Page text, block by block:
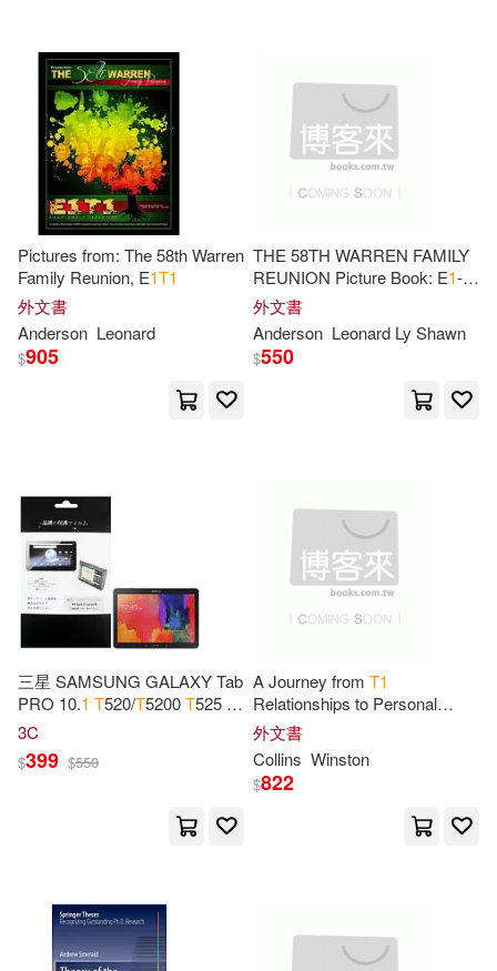
Elder(3)
Funny Sewing(3)
Giovanni(3)
Gordon/ Rameaka(3)
Gunnar(3)
Hunter(3)
International Atomic Energy Agenc
Jacob(3) Jan(3)
Jason(3) Jessica(3)
Jill Conner/ Gillespie(3)
Jojo’s(3)
Karin(3)
Editorial Bruno(1)
Gareth Stevens Pub(1)
HEADS UP(1) Hanssler(1)
Harperone(1)
Harry N Abrams Inc(1)
Houghton Mifflin School(1)
Independent Pub Group(1)
Iuniverse Inc(1) Kscope(1)
Mariner Books(1)
Pictures from: The 58th Warren
Family Reunion, E1T1
外文書
Anderson Leonard
$905
THE 58TH WARREN FAMILY
REUNION Picture Book: E1-
T1, Each One-Teach One
外文書
Anderson Leonard Ly Shawn
$550
三星 SAMSUNG GALAXY Tab
PRO 10.1 T520/T5200T525 平
板電腦專用保護貼
3C
$399 $550
A Journey from T1
Relationships to Personal
Freedom
外文書
Collins Winston
$822